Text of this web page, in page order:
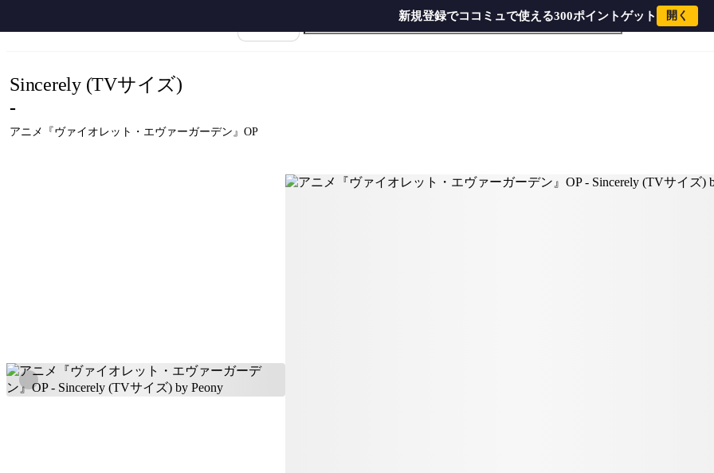
新規登録でココミュで使える300ポイントゲット 開く
アニメ『ヴァイオレット・エヴァーガーデン』OP - Sincerely (TVサイズ) by Peony
Sincerely (TVサイズ)
-
アニメ『ヴァイオレット・エヴァーガーデン』OP